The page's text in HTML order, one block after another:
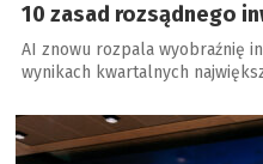
10 zasad rozsądnego
AI znowu rozpala wyobraźnię
wynikach kwartalnych
a